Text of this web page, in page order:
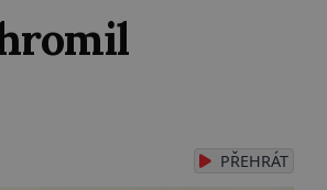
PŘEHRÁT